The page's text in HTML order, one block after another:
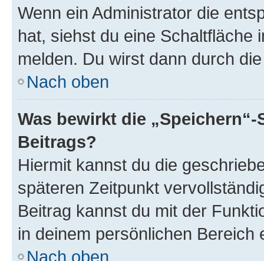
Wenn ein Administrator die
hat, siehst du eine Schaltfläche
melden. Du wirst dann durch
Nach oben
Was bewirkt die
Beitrags?
Hiermit kannst du die
späteren Zeitpunkt
Beitrag kannst du mit der
in deinem persönlichen Bereich
Nach oben